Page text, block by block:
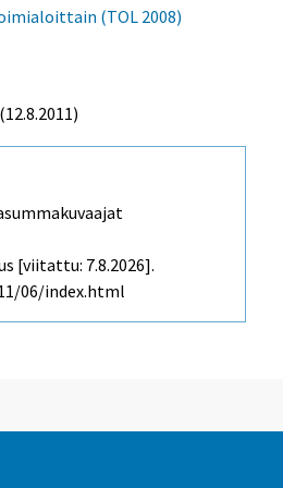
(TOL 2008)
(12.8.2011)
[viitattu: 7.8.2026].
06/index.html